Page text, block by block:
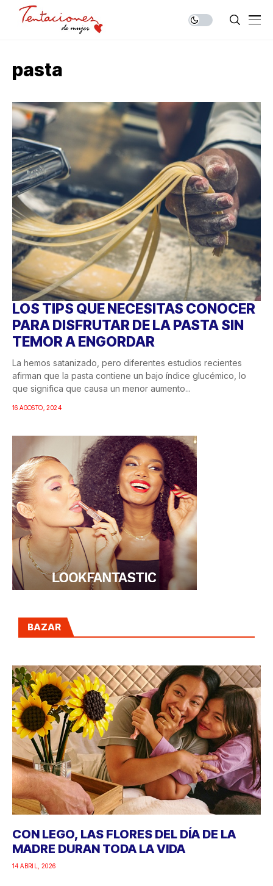
pasta
LOS TIPS QUE NECESITAS CONOCER
PARA DISFRUTAR DE LA PASTA SIN
TEMOR A ENGORDAR
La hemos satanizado, pero diferentes estudios recientes
afirman que la pasta contiene un bajo índice glucémico, lo
que significa que causa un menor aumento...
16 AGOSTO, 2024
BAZAR
CON LEGO, LAS FLORES DEL DÍA DE LA
MADRE DURAN TODA LA VIDA
14 ABRIL, 2026